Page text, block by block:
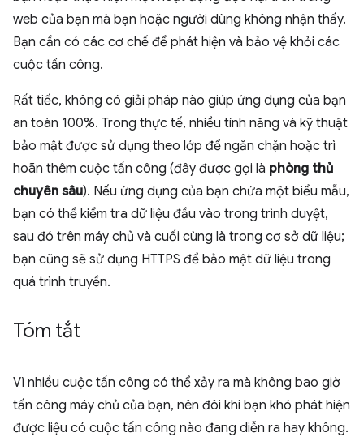
web của bạn mà bạn hoặc người dùng không nhận thấy.
Bạn cần có các cơ chế để phát hiện và bảo vệ khỏi các
cuộc tấn công.
Rất tiếc, không có giải pháp nào giúp ứng dụng của bạn
an toàn 100%. Trong thực tế, nhiều tính năng và kỹ thuật
bảo mật được sử dụng theo lớp để ngăn chặn hoặc trì
hoãn thêm cuộc tấn công (đây được gọi là phòng thủ
chuyên sâu). Nếu ứng dụng của bạn chứa một biểu mẫu,
bạn có thể kiểm tra dữ liệu đầu vào trong trình duyệt,
sau đó trên máy chủ và cuối cùng là trong cơ sở dữ liệu;
bạn cũng sẽ sử dụng HTTPS để bảo mật dữ liệu trong
quá trình truyền.
Tóm tắt
Vì nhiều cuộc tấn công có thể xảy ra mà không bao giờ
tấn công máy chủ của bạn, nên đôi khi bạn khó phát hiện
được liệu có cuộc tấn công nào đang diễn ra hay không.